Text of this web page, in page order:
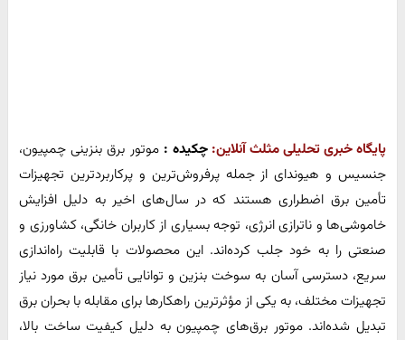
پایگاه خبری تحلیلی مثلث آنلاین: چکیده :موتور برق بنزینی چمپیون،
جنسیس و هیوندای از جمله پرفروش‌ترین و پرکاربردترین تجهیزات
تأمین برق اضطراری هستند که در سال‌های اخیر به دلیل افزایش
خاموشی‌ها و ناترازی انرژی، توجه بسیاری از کاربران خانگی، کشاورزی و
صنعتی را به خود جلب کرده‌اند. این محصولات با قابلیت راه‌اندازی
سریع، دسترسی آسان به سوخت بنزین و توانایی تأمین برق مورد نیاز
تجهیزات مختلف، به یکی از مؤثرترین راهکارها برای مقابله با بحران برق
تبدیل شده‌اند. موتور برق‌های چمپیون به دلیل کیفیت ساخت بالا،